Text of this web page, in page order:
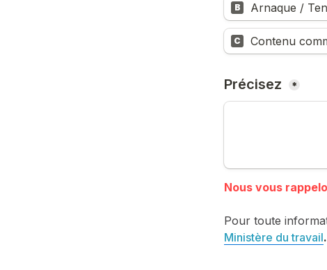
B Arnaque /
C Contenu
Précisez *
Pour toute
Ministère du travail